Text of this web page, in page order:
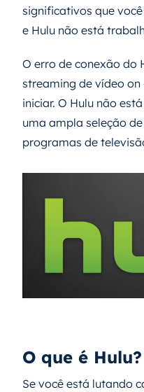
significativos que
e Hulu não está
O erro de conexão do
streaming de vídeo on
iniciar. O Hulu não
uma ampla seleção
programas de
O que é Hulu?
Se você está lutando